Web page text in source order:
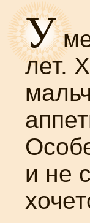
У
лет.
и не